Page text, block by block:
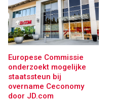
Europese Commissie
onderzoekt mogelijke
staatssteun bij
overname Ceconomy
door JD.com